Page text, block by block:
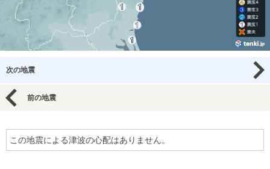
次の地震
前の地震
この地震による津波の心配はありません。